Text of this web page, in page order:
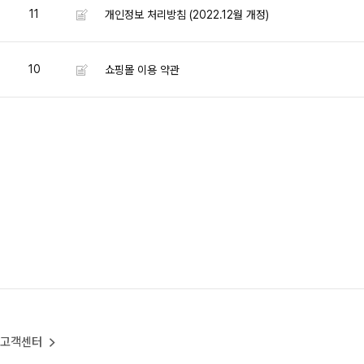
11 개인정보 처리방침 (2022.12월 개정)
10 쇼핑몰 이용 약관
고객센터